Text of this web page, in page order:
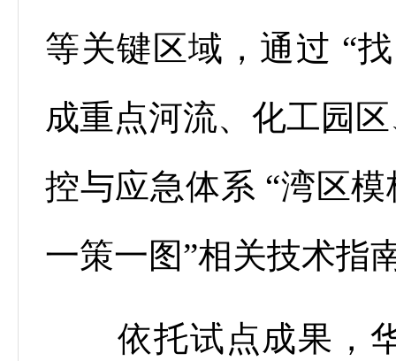
等关键区域，通过 “
成重点河流、化工园
控与应急体系 “湾区
一策一图”相关技术指
依托试点成果，华